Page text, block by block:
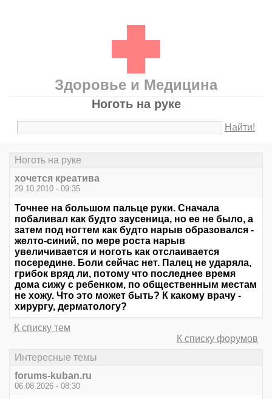
Здоровье и Медицина
Ноготь на руке
Найти!
Ноготь на руке
хочется креатива
29.10.2010 - 09:35
Точнее на большом пальце руки. Сначала
побаливал как будто заусеница, но ее не было, а
затем под ногтем как будто нарыв образовался -
желто-синий, по мере роста нарыв
увеличивается и ноготь как отслаивается
посередине. Боли сейчас нет. Палец не ударяла,
грибок вряд ли, потому что последнее время
дома сижу с ребенком, по общественным местам
не хожу. Что это может быть? К какому врачу -
хирургу, дерматологу?
К списку тем
К списку форумов
Интересные темы
forums-kuban.ru
06.08.2026 - 08:30